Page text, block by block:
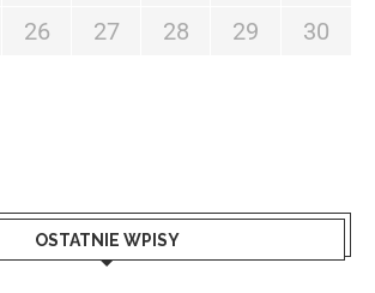
26 27 28 29
30
OSTATNIE WPISY